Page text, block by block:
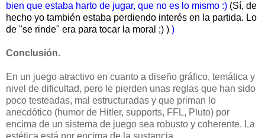
bien que estaba harto de jugar, que no es lo mismo :) (Sí, de
hecho yo también estaba perdiendo interés en la partida. Lo
de "se rinde" era para tocar la moral ;) ) )
Conclusión.
En un juego atractivo en cuanto a diseño gráfico, temática y
nivel de dificultad, pero le pierden unas reglas que han sido
poco testeadas, mal estructuradas y que priman lo
anecdótico (humor de Hitler, supports, FFL, Pluto) por
encima de un sistema de juego sea robusto y coherente. La